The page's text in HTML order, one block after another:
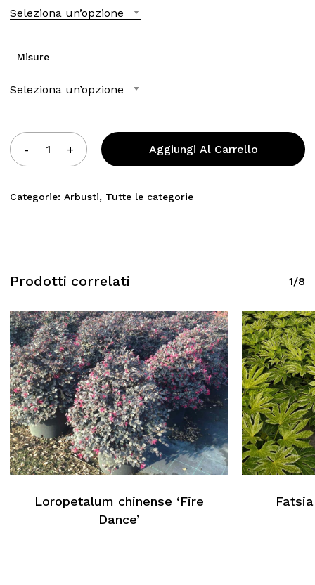
Nessun prodotto nel carrello
Seleziona un’opzione
Misure
Seleziona un’opzione
Aggiungi Al Carrello
Categorie: Arbusti, Tutte le categorie
Prodotti correlati 1/8
Loropetalum chinense ‘Fire
Dance’